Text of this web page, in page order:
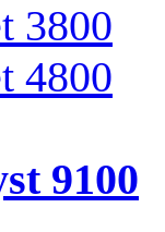
3800
4800
9100